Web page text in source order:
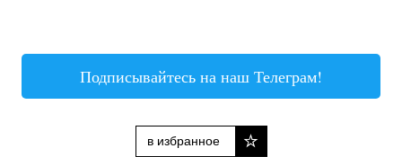
Подписывайтесь на наш Телеграм!
в избранное